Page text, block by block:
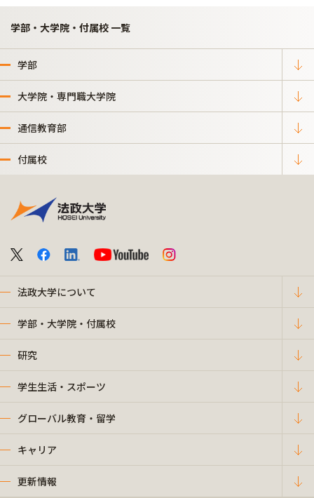
学部・大学院・付属校 一覧
学部
大学院・専門職大学院
通信教育部
付属校
法政大学について
学部・大学院・付属校
研究
学生生活・スポーツ
グローバル教育・留学
キャリア
更新情報